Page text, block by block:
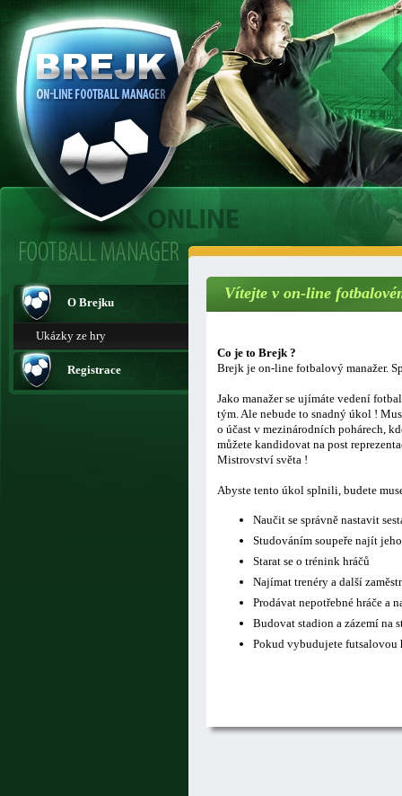
O Brejku
Ukázky ze hry
Registrace
Vítejte v on-line
Co je to Brejk ?
Brejk je on-line fotbalový manažer.
Jako manažer se ujímáte vedení
tým. Ale nebude to snadný úkol !
o účast v mezinárodních pohárech,
můžete kandidovat na post
Mistrovství světa !
Abyste tento úkol splnili, budete
Naučit se správně nastavit
Studováním soupeře najít
Starat se o trénink hráčů
Najímat trenéry a další
Prodávat nepotřebné hráče a
Budovat stadion a zázemí na
Pokud vybudujete futsalovou